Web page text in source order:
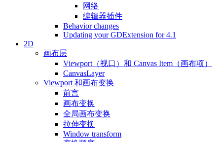
网络
编辑器插件
Behavior changes
Updating your GDExtension for 4.1
2D
画布层
Viewport（视口）和 Canvas Item（画布项）
CanvasLayer
Viewport 和画布变换
前言
画布变换
全局画布变换
拉伸变换
Window transform